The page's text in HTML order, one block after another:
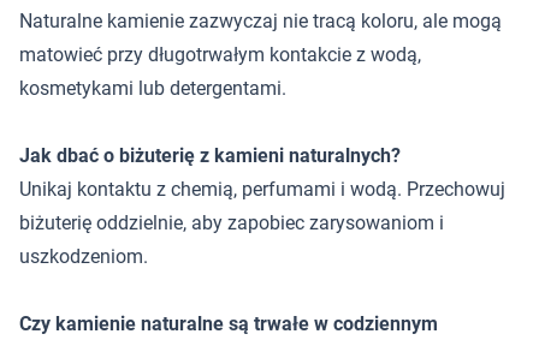
Naturalne kamienie zazwyczaj nie tracą koloru, ale mogą
matowieć przy długotrwałym kontakcie z wodą,
kosmetykami lub detergentami.
Jak dbać o biżuterię z kamieni naturalnych?
Unikaj kontaktu z chemią, perfumami i wodą. Przechowuj
biżuterię oddzielnie, aby zapobiec zarysowaniom i
uszkodzeniom.
Czy kamienie naturalne są trwałe w codziennym